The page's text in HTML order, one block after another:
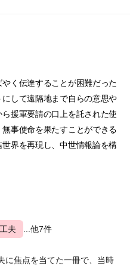
く伝達することが困難だった
して遠隔地まで自らの意思や
援軍要請の口上を託された使
事使命を果たすことができる
界を再現し、中世情報論を構
夫 ...他7件
に焦点を当てた一冊で、当時